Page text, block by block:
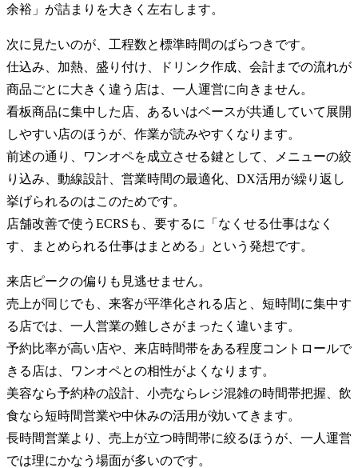
余裕」が詰まりを大きく左右します。
次に見たいのが、工程数と標準時間のばらつきです。
仕込み、加熱、盛り付け、ドリンク作成、会計までの流れが
商品ごとに大きく違う店は、一人運営に向きません。
看板商品に集中した店、あるいはベースが共通していて展開
しやすい店のほうが、作業が読みやすくなります。
前述の通り、ワンオペを成立させる鍵として、メニューの絞
り込み、動線設計、営業時間の最適化、DX活用が繰り返し
挙げられるのはこのためです。
店舗改善で使うECRSも、要するに「なくせる仕事はなく
す、まとめられる仕事はまとめる」という発想です。
来店ピークの偏りも見逃せません。
売上が同じでも、来客が平準化される店と、短時間に集中す
る店では、一人営業の難しさがまったく違います。
予約比率が高い店や、来店時間帯をある程度コントロールで
きる店は、ワンオペとの相性がよくなります。
美容なら予約枠の設計、小売ならレジ混雑の時間帯把握、飲
食なら短時間営業や中休みの活用が効いてきます。
長時間営業より、売上が立つ時間帯に絞るほうが、一人運営
では理にかなう場面が多いのです。